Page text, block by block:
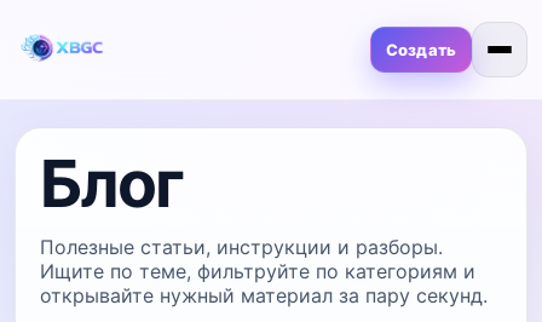
Создать
Блог
Полезные статьи, инструкции и разборы.
Ищите по теме, фильтруйте по категориям и
открывайте нужный материал за пару секунд.